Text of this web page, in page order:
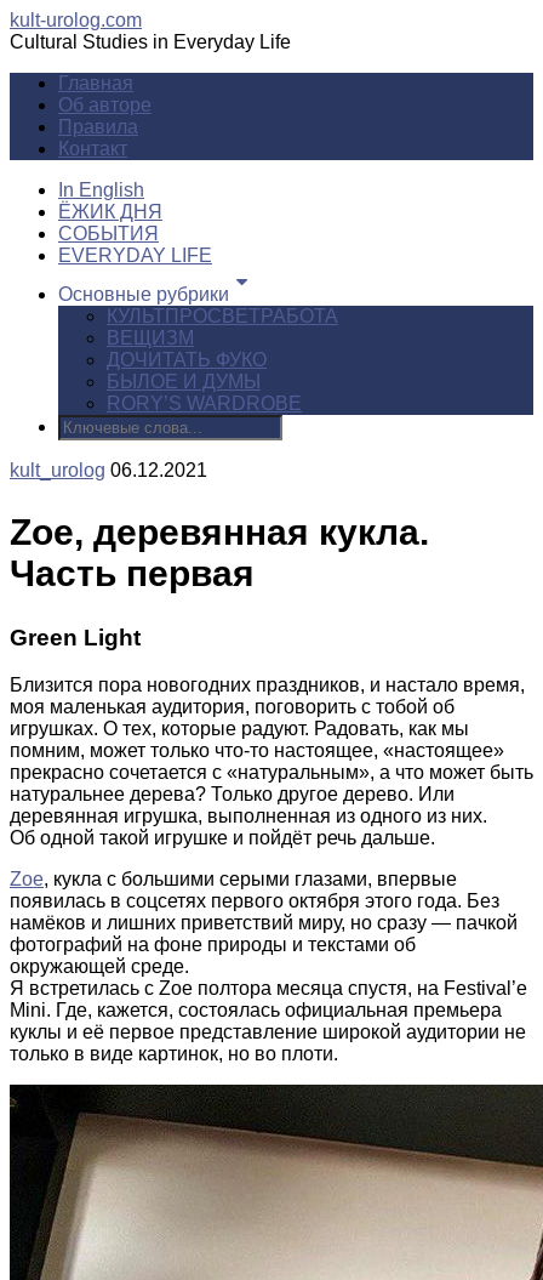
kult-urolog.com
Cultural Studies in Everyday Life
Главная
Об авторе
Правила
Контакт
In English
ЁЖИК ДНЯ
СОБЫТИЯ
EVERYDAY LIFE
Основные рубрики
КУЛЬТПРОСВЕТРАБОТА
ВЕЩИЗМ
ДОЧИТАТЬ ФУКО
БЫЛОЕ И ДУМЫ
RORY’S WARDROBE
kult_urolog 06.12.2021
Zoe, деревянная кукла.
Часть первая
Green Light
Близится пора новогодних праздников, и настало время,
моя маленькая аудитория, поговорить с тобой об
игрушках. О тех, которые радуют. Радовать, как мы
помним, может только что-то настоящее, «настоящее»
прекрасно сочетается с «натуральным», а что может быть
натуральнее дерева? Только другое дерево. Или
деревянная игрушка, выполненная из одного из них.
Об одной такой игрушке и пойдёт речь дальше.
Zoe, кукла с большими серыми глазами, впервые
появилась в соцсетях первого октября этого года. Без
намёков и лишних приветствий миру, но сразу — пачкой
фотографий на фоне природы и текстами об
окружающей среде.
Я встретилась с Zoe полтора месяца спустя, на Festival’е
Mini. Где, кажется, состоялась официальная премьера
куклы и её первое представление широкой аудитории не
только в виде картинок, но во плоти.